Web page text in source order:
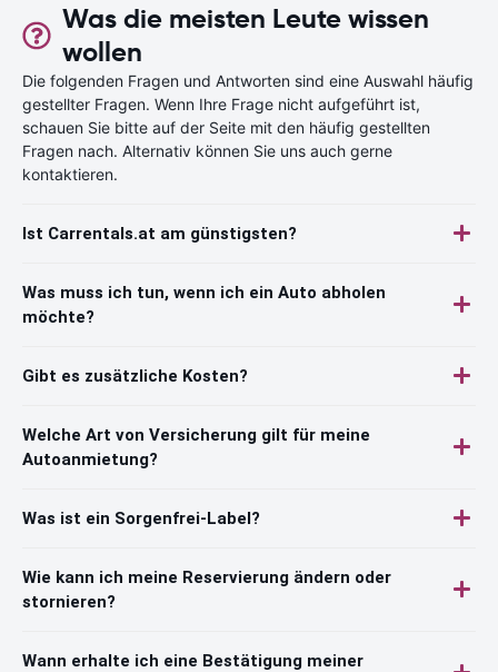
Was die meisten Leute wissen
wollen
Die folgenden Fragen und Antworten sind eine Auswahl häufig
gestellter Fragen. Wenn Ihre Frage nicht aufgeführt ist,
schauen Sie bitte auf der Seite mit den häufig gestellten
Fragen nach. Alternativ können Sie uns auch gerne
kontaktieren.
Ist Carrentals.at am günstigsten?
Was muss ich tun, wenn ich ein Auto abholen
möchte?
Gibt es zusätzliche Kosten?
Welche Art von Versicherung gilt für meine
Autoanmietung?
Was ist ein Sorgenfrei-Label?
Wie kann ich meine Reservierung ändern oder
stornieren?
Wann erhalte ich eine Bestätigung meiner